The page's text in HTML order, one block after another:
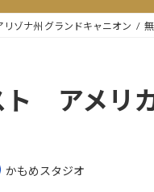
ゾナ州 グランドキャニオン
ト アメリ
かもめスタジオ